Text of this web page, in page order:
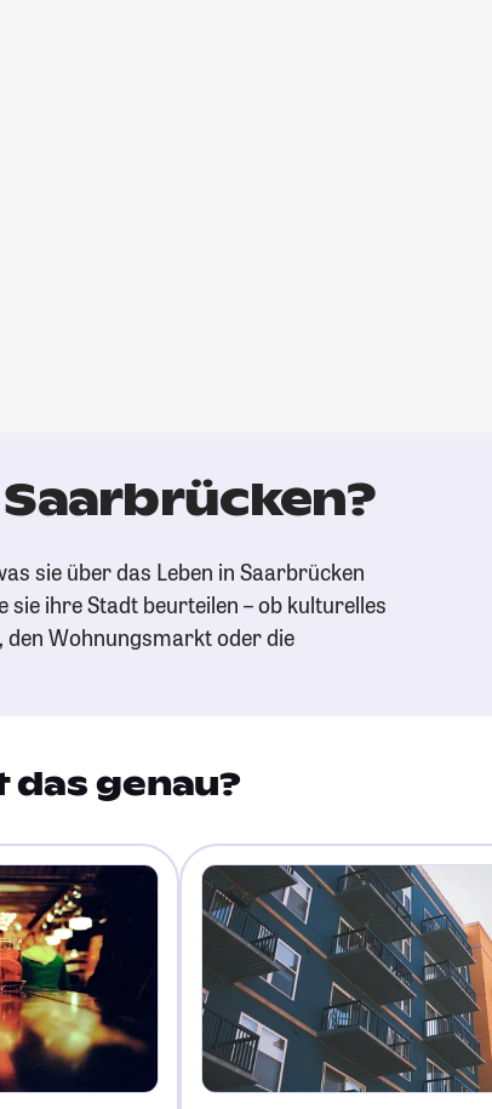
sie über das Leben in Saarbrücken
sie ihre Stadt beurteilen – ob kulturelles
Wohnungsmarkt oder die
das genau?